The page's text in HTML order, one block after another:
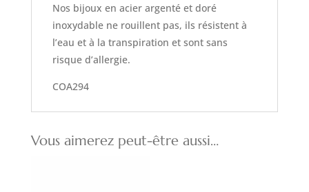
Nos bijoux en acier argenté et doré
inoxydable ne rouillent pas, ils résistent à
l’eau et à la transpiration et sont sans
risque d’allergie.
COA294
Vous aimerez peut-être aussi…